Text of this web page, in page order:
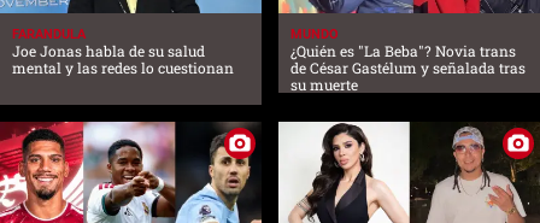
FARANDULA
Joe Jonas habla de su salud
mental y las redes lo cuestionan
MUNDO
¿Quién es "La Beba"? Novia trans
de César Gastélum y señalada tras
su muerte